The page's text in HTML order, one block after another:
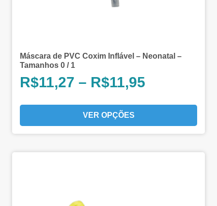
Máscara de PVC Coxim Inflável – Neonatal –
Tamanhos 0 / 1
R$11,27 – R$11,95
VER OPÇÕES